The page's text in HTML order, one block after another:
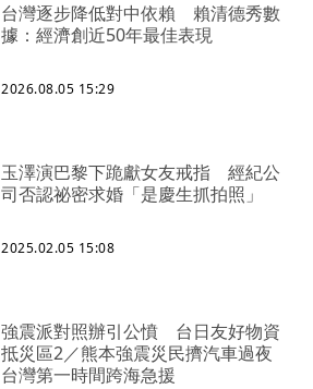
台灣逐步降低對中依賴 賴清德秀數
據：經濟創近50年最佳表現
2026.08.05 15:29
玉澤演巴黎下跪獻女友戒指 經紀公
司否認祕密求婚「是慶生抓拍照」
2025.02.05 15:08
強震派對照辦引公憤 台日友好物資
抵災區2／熊本強震災民擠汽車過夜
台灣第一時間跨海急援